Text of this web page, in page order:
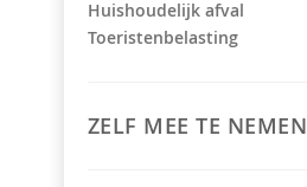
Huishoudelijk afval
Toeristenbelasting
ZELF MEE TE NEMEN